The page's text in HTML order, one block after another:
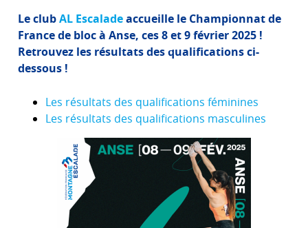
Le clubAL Escaladeaccueille le Championnat de
France de bloc à Anse, ces 8 et 9 février 2025 !
Retrouvez les résultats des qualifications ci-
dessous !
Les résultats des qualifications féminines
Les résultats des qualifications masculines